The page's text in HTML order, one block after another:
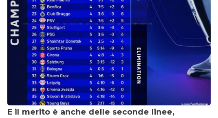
E il merito è anche delle seconde linee,